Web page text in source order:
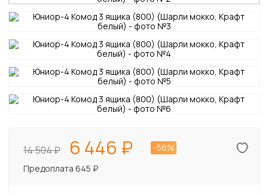
14 504 6 446
-56%
Предоплата 645 ₽